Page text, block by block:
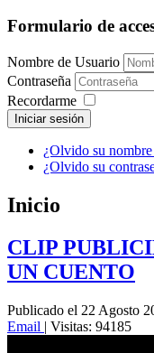
Formulario de
Nombre de Usuario
Contraseña
Recordarme
Iniciar sesión
¿Olvido su
¿Olvido su
Inicio
CLIP
UN CUENTO
Publicado el 22 Agosto
Email | Visitas: 94185